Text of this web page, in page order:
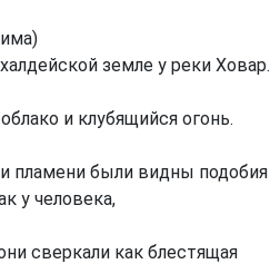
земле у реки Ховар.
и клубящийся огонь.
пламени были видны подобия
у человека,
сверкали как блестящая